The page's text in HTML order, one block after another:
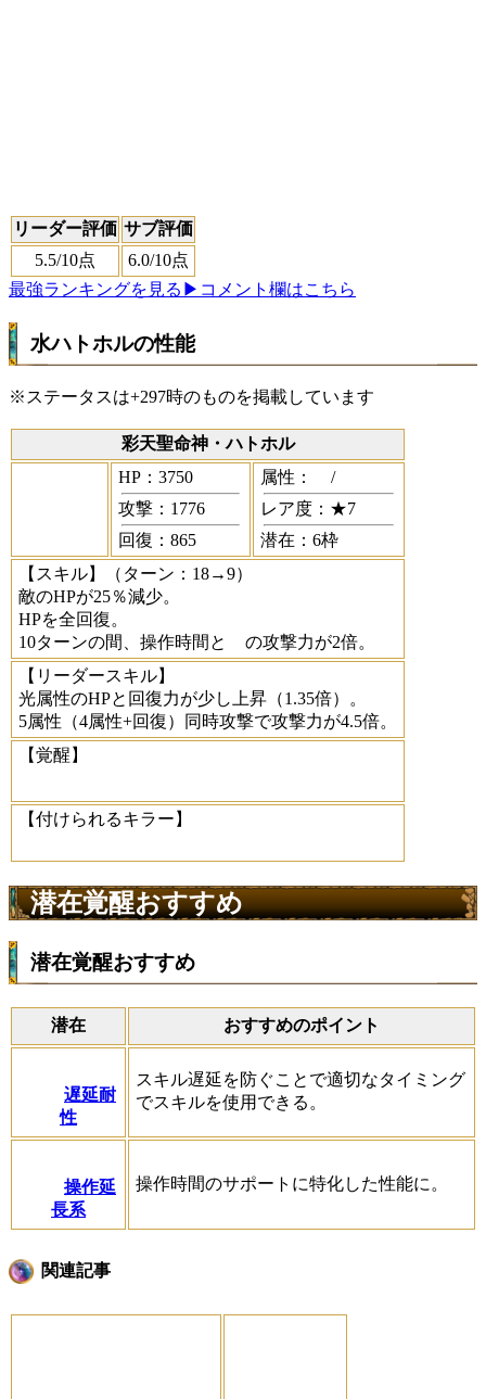
リーダー評価 サブ評価
5.5/10点 6.0/10点
最強ランキングを見る ▶コメント欄はこちら
水ハトホルの性能
※ステータスは+297時のものを掲載しています
彩天聖命神・ハトホル
HP：3750
攻撃：1776
回復：865
属性：
/
レア度：★7
潜在：6枠
【スキル】
（ターン：18→9）
敵のHPが25％減少。
HPを全回復。
10ターンの間、操作時間と
の攻撃力が2倍。
【リーダースキル】
光属性のHPと回復力が少し上昇（1.35倍）。
5属性（4属性+回復）同時攻撃で攻撃力が4.5倍。
【覚醒】
【付けられるキラー】
潜在覚醒おすすめ
潜在覚醒おすすめ
潜在 おすすめのポイント
遅延耐
性
スキル遅延を防ぐことで適切なタイミング
でスキルを使用できる。
操作延
長系
操作時間のサポートに特化した性能に。
関連記事